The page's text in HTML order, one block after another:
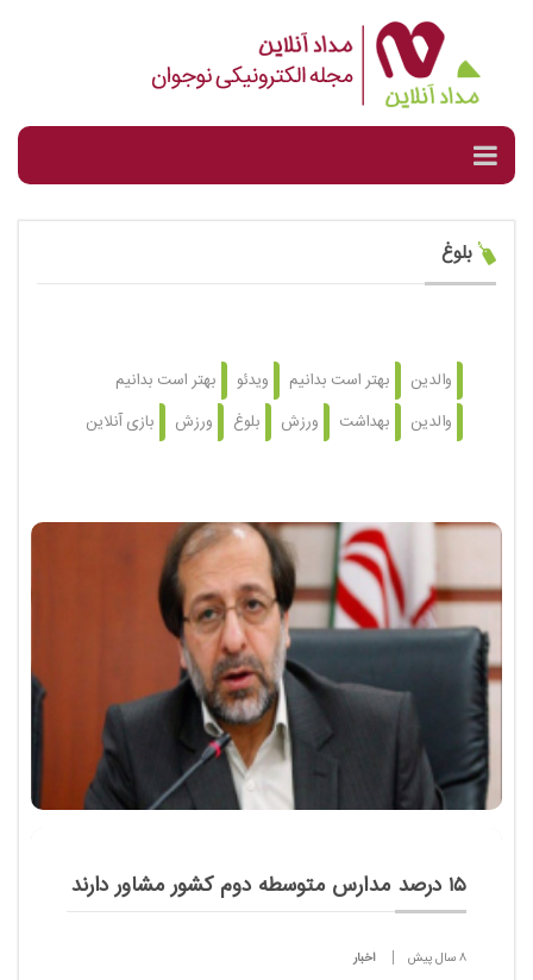
بلوغ
والدین بهتر است بدانیم ویدئو
بهتر است بدانیم
والدین
بهداشت ورزش بلوغ ورزش بازی آنلاین
15 درصد مدارس متوسطه دوم کشور مشاور دارند
8 سال پیش اخبار